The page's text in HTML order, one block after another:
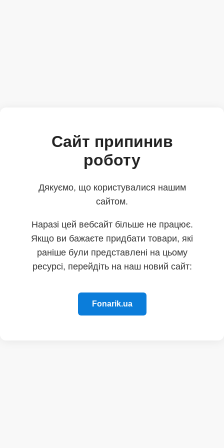
Сайт припинив
роботу
Дякуємо, що користувалися нашим
сайтом.
Наразі цей вебсайт більше не працює.
Якщо ви бажаєте придбати товари, які
раніше були представлені на цьому
ресурсі, перейдіть на наш новий сайт:
Fonarik.ua